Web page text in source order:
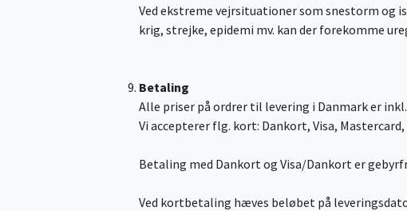
Ved ekstreme vejrsituationer som snestorm og
krig, strejke, epidemi mv. kan der forekomme
Betaling
Alle priser på ordrer til levering i Danmark er
Vi accepterer flg. kort: Dankort, Visa,
Betaling med Dankort og Visa/Dankort er
Ved kortbetaling hæves beløbet på